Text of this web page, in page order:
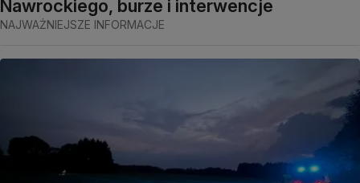
Nawrockiego, burze i interwencje
NAJWAŻNIEJSZE INFORMACJE